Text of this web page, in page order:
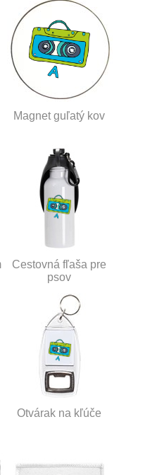
Magnet guľatý kov
Cestovná fľaša pre
psov
Otvárak na kľúče